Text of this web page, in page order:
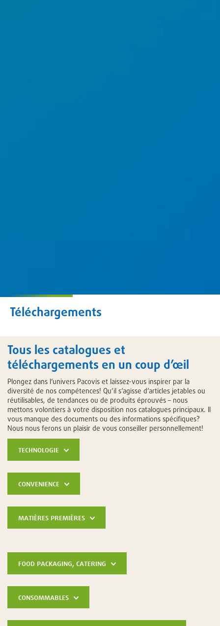
Téléchargements
Tous les catalogues et
téléchargements en un coup d’œil
Plongez dans l’univers Pacovis et laissez-vous inspirer par la
diversité de nos compétences! Qu’il s’agisse d’articles jetables ou
réutilisables, de tendances ou de produits éprouvés – nous
mettons volontiers à votre disposition nos catalogues principaux. Il
vous manque des documents ou des informations spécifiques?
Nous nous ferons un plaisir de vous conseiller personnellement!
technologie
convenience
matières premières
food packaging, catering
consommables